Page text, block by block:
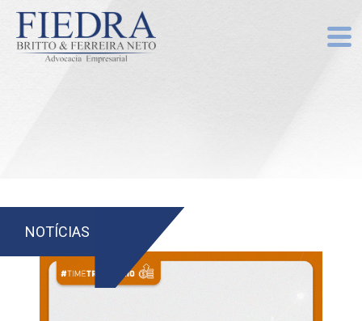
NOTÍCIAS